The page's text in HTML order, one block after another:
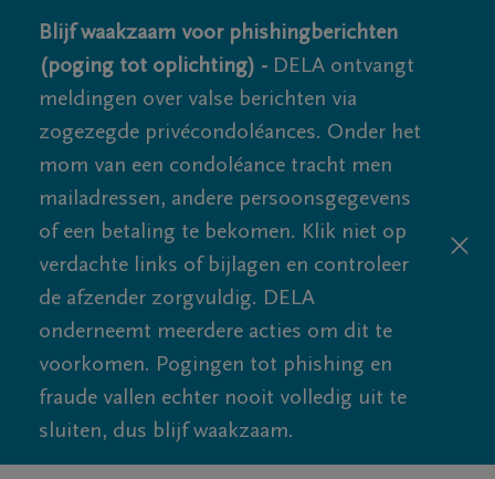
Blijf waakzaam voor phishingberichten
(poging tot oplichting) - DELA ontvangt
meldingen over valse berichten via
zogezegde privécondoléances. Onder het
mom van een condoléance tracht men
mailadressen, andere persoonsgegevens
of een betaling te bekomen. Klik niet op
verdachte links of bijlagen en controleer
de afzender zorgvuldig. DELA
onderneemt meerdere acties om dit te
voorkomen. Pogingen tot phishing en
fraude vallen echter nooit volledig uit te
sluiten, dus blijf waakzaam.